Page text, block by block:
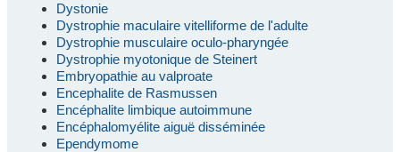
Dystonie
Dystrophie maculaire vitelliforme de l'adulte
Dystrophie musculaire oculo-pharyngée
Dystrophie myotonique de Steinert
Embryopathie au valproate
Encephalite de Rasmussen
Encéphalite limbique autoimmune
Encéphalomyélite aiguë disséminée
Ependymome